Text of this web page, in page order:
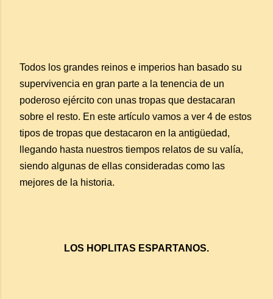
Todos los grandes reinos e imperios han basado su
supervivencia en gran parte a la tenencia de un
poderoso ejército con unas tropas que destacaran
sobre el resto. En este artículo vamos a ver 4 de estos
tipos de tropas que destacaron en la antigüedad,
llegando hasta nuestros tiempos relatos de su valía,
siendo algunas de ellas consideradas como las
mejores de la historia.
LOS HOPLITAS ESPARTANOS.